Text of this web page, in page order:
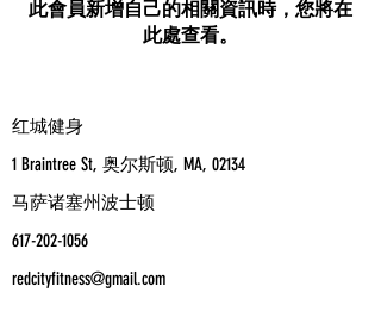
此會員新增自己的相關資訊時，您將在
此處查看。
红城健身
1 Braintree St, 奥尔斯顿, MA, 02134
马萨诸塞州波士顿
617-202-1056
redcityfitness@gmail.com